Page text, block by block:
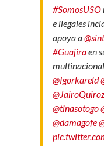
#SomosUSO
e ilegales
apoya a
#Guajiraen
@Igorkareld
@tinasotogo
@damagofe